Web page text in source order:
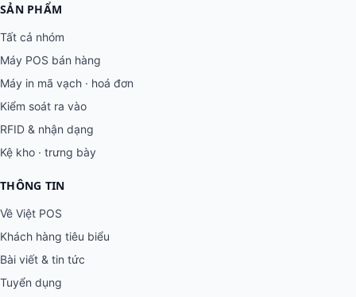
SẢN PHẨM
Tất cả nhóm
Máy POS bán hàng
Máy in mã vạch · hoá đơn
Kiểm soát ra vào
RFID & nhận dạng
Kệ kho · trưng bày
THÔNG TIN
Về Việt POS
Khách hàng tiêu biểu
Bài viết & tin tức
Tuyển dụng